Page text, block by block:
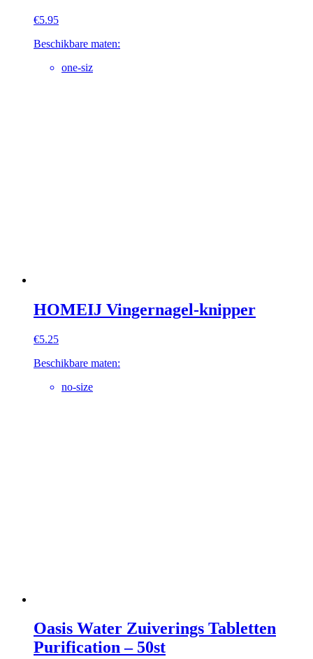
€5.95
Beschikbare maten:
one-siz
HOMEIJ Vingernagel-knipper
€5.25
Beschikbare maten:
no-size
Oasis Water Zuiverings Tabletten
Purification – 50st